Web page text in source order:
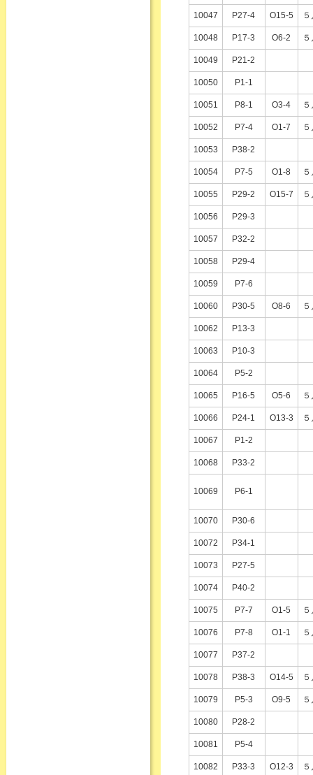
10047 P27-4 O15-5
10048 P17-3 O6-2
10049 P21-2
10050 P1-1
10051 P8-1 O3-4
10052 P7-4 O1-7
10053 P38-2
10054 P7-5 O1-8
10055 P29-2 O15-7
10056 P29-3
10057 P32-2
10058 P29-4
10059 P7-6
10060 P30-5 O8-6
10062 P13-3
10063 P10-3
10064 P5-2
10065 P16-5 O5-6
10066 P24-1 O13-3
10067 P1-2
10068 P33-2
10069 P6-1
10070 P30-6
10072 P34-1
10073 P27-5
10074 P40-2
10075 P7-7 O1-5
10076 P7-8 O1-1
10077 P37-2
10078 P38-3 O14-5
10079 P5-3 O9-5
10080 P28-2
10081 P5-4
10082 P33-3 O12-3